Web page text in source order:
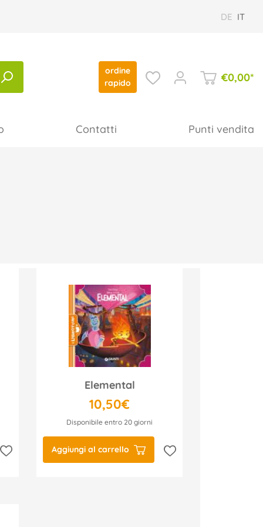
DE IT
ordine
rapido
€0,00*
Contatti Punti vendita
Elemental
10,50€
Disponibile entro 20 giorni
Aggiungi al carrello